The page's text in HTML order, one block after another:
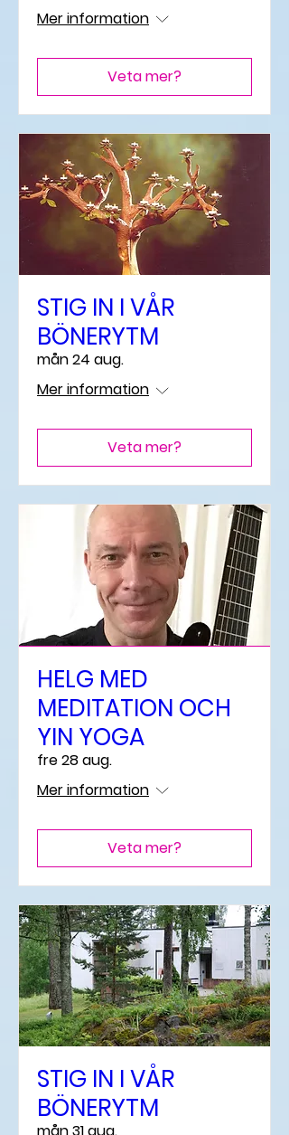
Mer information
Veta mer?
STIG IN I VÅR
BÖNERYTM
mån 24 aug.
Mer information
Veta mer?
HELG MED
MEDITATION OCH
YIN YOGA
fre 28 aug.
Mer information
Veta mer?
STIG IN I VÅR
BÖNERYTM